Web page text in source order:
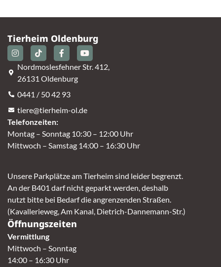
Tierheim Oldenburg
Nordmoslesfehner Str. 412,
26131 Oldenburg
0441 / 50 42 93
tiere@tierheim-ol.de
Telefonzeiten:
Montag – Sonntag 10:30 – 12:00 Uhr
Mittwoch – Samstag 14:00 – 16:30 Uhr
Unsere Parkplätze am Tierheim sind leider begrenzt.
An der B401 darf nicht geparkt werden, deshalb
nutzt bitte bei Bedarf die angrenzenden Straßen.
(Kavallerieweg, Am Kanal, Dietrich-Dannemann-Str.)
Öffnungszeiten
Vermittlung
Mittwoch – Sonntag
14:00 – 16:30 Uhr